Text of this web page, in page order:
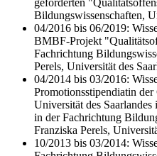
geförderten
Bildungswissenschaften,
04/2016 bis 06/2019:
BMBF-Projekt
Fachrichtung
Perels, Universität des
04/2014 bis 03/2016:
Promotionsstipendiatin
Universität des
in der Fachrichtung
Franziska Perels,
10/2013 bis 03/2014: